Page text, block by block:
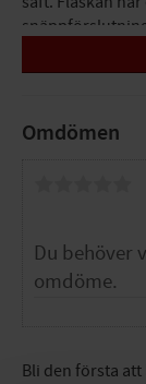
flaskan fräscht
fungerar
Hindrar
Storlek
Omdömen
Bli den första